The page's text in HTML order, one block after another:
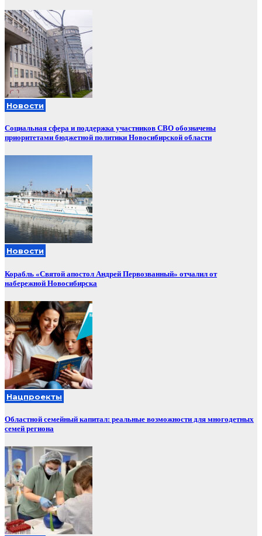
Новости
Социальная сфера и поддержка участников СВО обозначены
приоритетами бюджетной политики Новосибирской области
Новости
Корабль «Святой апостол Андрей Первозванный» отчалил от
набережной Новосибирска
Нацпроекты
Областной семейный капитал: реальные возможности для многодетных
семей региона